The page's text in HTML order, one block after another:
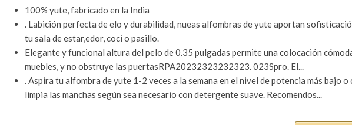
100% yute, fabricado en la India
. Labición perfecta de elo y durabilidad, nueas alfombras de yute aportan
tu sala de estar,edor, coci o pasillo.
Elegante y funcional altura del pelo de 0.35 pulgadas permite una colocación
muebles, y no obstruye las puertasRPA20232323232323. 023Spro. El...
. Aspira tu alfombra de yute 1-2 veces a la semana en el nivel de potencia más bajo
limpia las manchas según sea necesario con detergente suave. Recomendos...